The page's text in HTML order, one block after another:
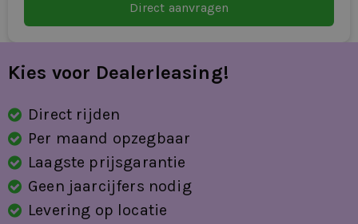
volledig digitaal instrumentenpaneel groot
Volledige dealeronderhoudshistorie
zij airbag(s) voor
Direct aanvragen
Kies voor Dealerleasing!
Direct rijden
Per maand opzegbaar
Laagste prijsgarantie
Geen jaarcijfers nodig
Levering op locatie